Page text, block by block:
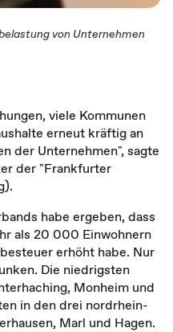
von Unternehmen
viele Kommunen
erneut kräftig an
der Unternehmen", sagte
der "Frankfurter
habe ergeben, dass
als 20 000 Einwohnern
erhöht habe. Nur
Die niedrigsten
Monheim und
in den drei nordrhein-
Marl und Hagen.